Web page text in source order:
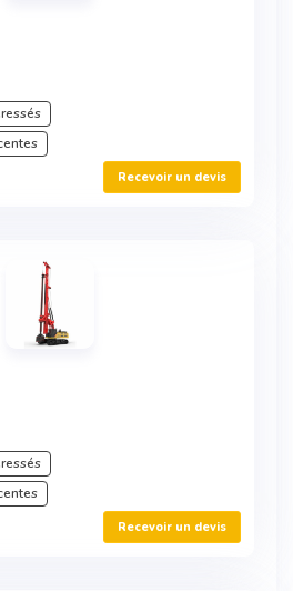
Recevoir un devis
Recevoir un devis